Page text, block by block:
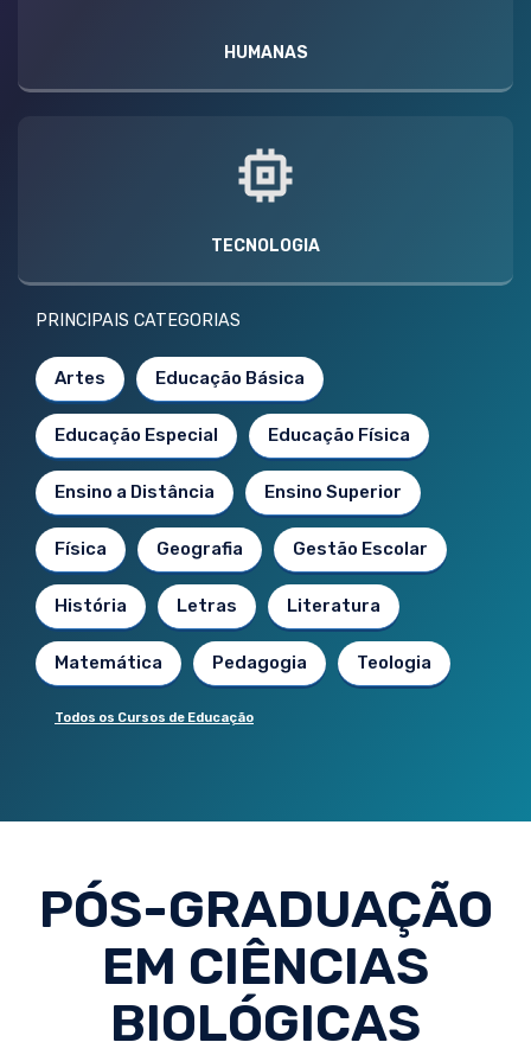
HUMANAS
TECNOLOGIA
PRINCIPAIS CATEGORIAS
Artes Educação Básica
Educação Especial Educação Física
Ensino a Distância Ensino Superior
Física Geografia Gestão Escolar
História Letras Literatura
Matemática Pedagogia Teologia
Todos os Cursos de Educação
PÓS-GRADUAÇÃO
EM CIÊNCIAS
BIOLÓGICAS